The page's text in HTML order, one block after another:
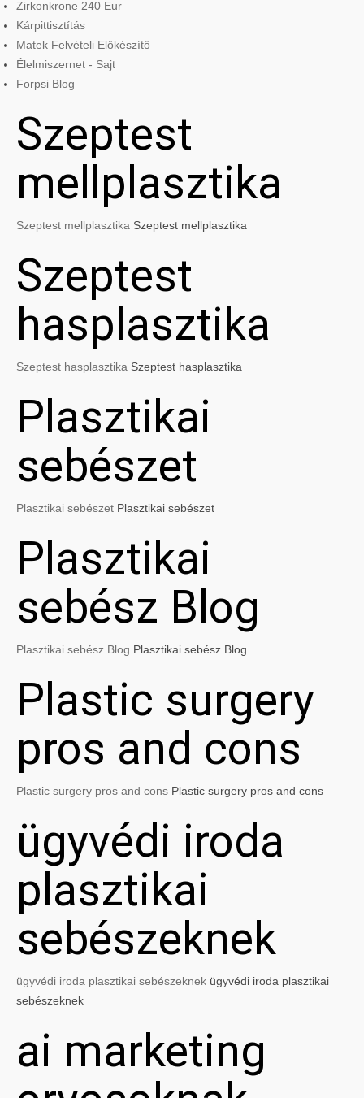
Zirkonkrone 240 Eur
Kárpittisztítás
Matek Felvételi Előkészítő
Élelmiszernet - Sajt
Forpsi Blog
Szeptest
mellplasztika
Szeptest mellplasztika Szeptest mellplasztika
Szeptest
hasplasztika
Szeptest hasplasztika Szeptest hasplasztika
Plasztikai
sebészet
Plasztikai sebészet Plasztikai sebészet
Plasztikai
sebész Blog
Plasztikai sebész Blog Plasztikai sebész Blog
Plastic surgery
pros and cons
Plastic surgery pros and cons Plastic surgery pros and cons
ügyvédi iroda
plasztikai
sebészeknek
ügyvédi iroda plasztikai sebészeknek ügyvédi iroda plasztikai
sebészeknek
ai marketing